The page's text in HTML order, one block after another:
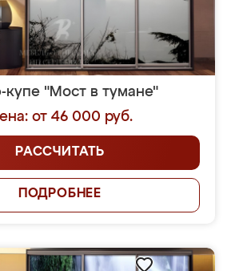
купе "Мост в тумане"
от 46 000 руб.
РАССЧИТАТЬ
ПОДРОБНЕЕ